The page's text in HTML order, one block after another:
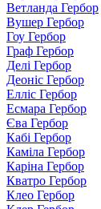
Ветланда Гербор
Вушер Гербор
Гоу Гербор
Граф Гербор
Делі Гербор
Деоніс Гербор
Елліс Гербор
Есмара Гербор
Єва Гербор
Кабі Гербор
Каміла Гербор
Каріна Гербор
Кватро Гербор
Клео Гербор